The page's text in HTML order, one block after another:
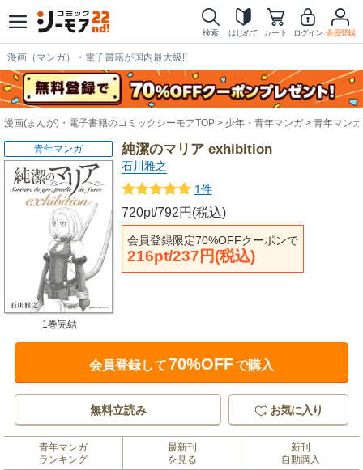
検索 はじめて カート ログイン 会員登録
漫画（マンガ）・電子書籍が国内最大級!!
漫画(まんが)・電子書籍のコミックシーモアTOP 少年・青年マンガ 青年マンガ
純潔のマリア exhibition
石川雅之
1件
720pt/792円(税込)
会員登録限定70%OFFクーポンで
216pt/237円(税込)
青年マンガ
1巻完結
会員登録して70%OFFで購入
無料立読み お気に入り
青年マンガ
ランキング
最新刊
を見る
新刊
自動購入